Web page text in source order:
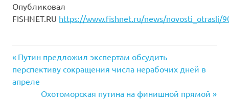
Опубликовал
FISHNET.RU https://www.fishnet.ru/news/novosti_otrasli/
Навигация
по
Previous
Post:
Путин предложил экспертам обсудить
перспективу сокращения числа нерабочих дней в
апреле
Next
Охотоморская путина на финишной прямой